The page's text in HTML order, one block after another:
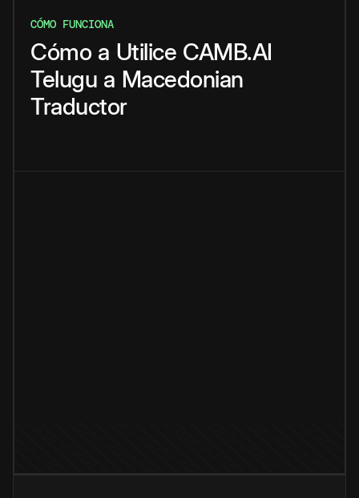
CÓMO FUNCIONA
Cómo a Utilice CAMB.AI
Telugu a Macedonian
Traductor